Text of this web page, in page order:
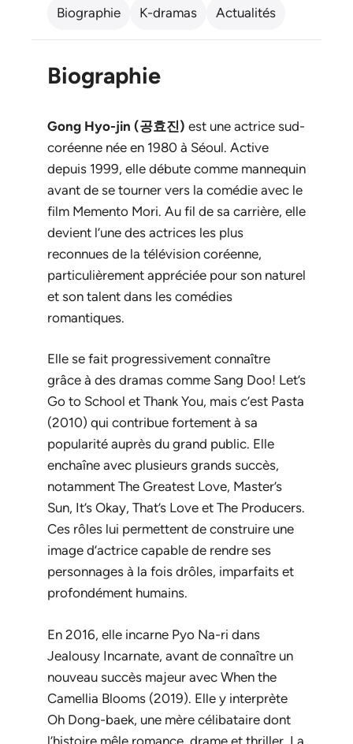
Biographie K-dramas Actualités
Biographie
Gong Hyo-jin (공효진) est une actrice sud-
coréenne née en 1980 à Séoul. Active
depuis 1999, elle débute comme mannequin
avant de se tourner vers la comédie avec le
film Memento Mori. Au fil de sa carrière, elle
devient l’une des actrices les plus
reconnues de la télévision coréenne,
particulièrement appréciée pour son naturel
et son talent dans les comédies
romantiques.
Elle se fait progressivement connaître
grâce à des dramas comme Sang Doo! Let’s
Go to School et Thank You, mais c’est Pasta
(2010) qui contribue fortement à sa
popularité auprès du grand public. Elle
enchaîne avec plusieurs grands succès,
notamment The Greatest Love, Master’s
Sun, It’s Okay, That’s Love et The Producers.
Ces rôles lui permettent de construire une
image d’actrice capable de rendre ses
personnages à la fois drôles, imparfaits et
profondément humains.
En 2016, elle incarne Pyo Na-ri dans
Jealousy Incarnate, avant de connaître un
nouveau succès majeur avec When the
Camellia Blooms (2019). Elle y interprète
Oh Dong-baek, une mère célibataire dont
l’histoire mêle romance, drame et thriller. La